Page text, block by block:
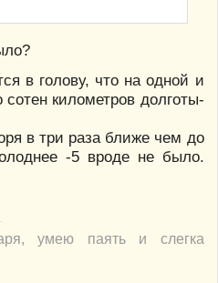
в голову, что на одной и
километров долготы-
в три раза ближе чем до
-5 вроде не было.
умею паять и слегка